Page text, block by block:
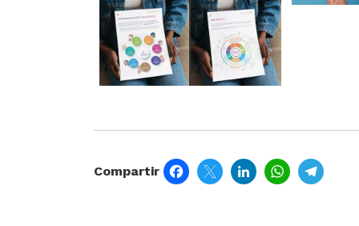
Compartir FacebookTwitterLinkedInWhatsApp